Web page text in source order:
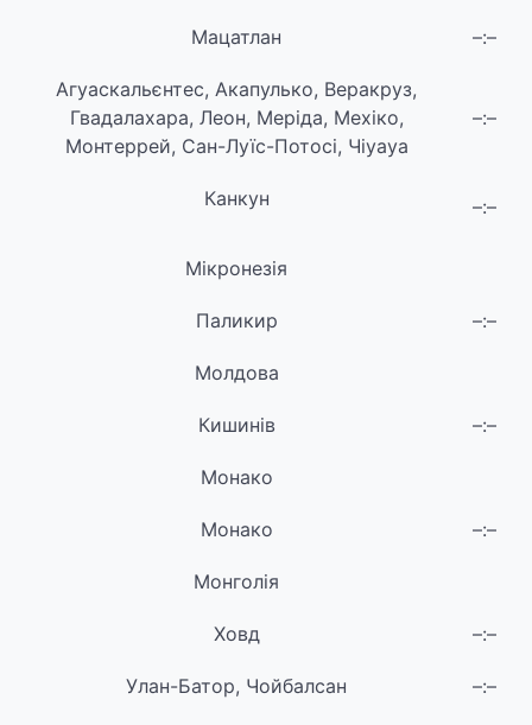
Мацатлан –:–
Агуаскальєнтес, Акапулько, Веракруз,
Гвадалахара, Леон, Меріда, Мехіко,
Монтеррей, Сан-Луїс-Потосі, Чіуауа
–:–
Канкун –:–
Мікронезія
Паликир –:–
Молдова
Кишинів –:–
Монако
Монако –:–
Монголія
Ховд –:–
Улан-Батор, Чойбалсан –:–